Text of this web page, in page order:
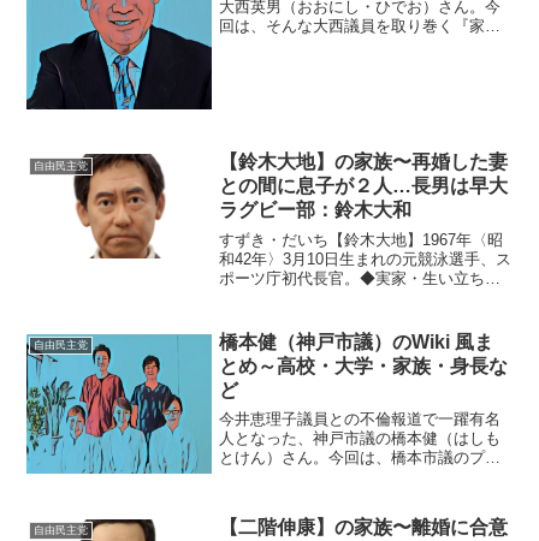
大西英男（おおにし・ひでお）さん。今
回は、そんな大西議員を取り巻く『家
自由民主党
【鈴木大地】の家族〜再婚した妻
との間に息子が２人…長男は早大
ラグビー部：鈴木大和
すずき・だいち【鈴木大地】1967年〈昭
和42年〉3月10日生まれの元競泳選手、ス
ポーツ庁初代長官。◆実家・生い立ち鈴
立第二中学校に通いました。小学２年生
から水泳を始め...
自由民主党
橋本健（神戸市議）のWiki 風ま
とめ～高校・大学・家族・身長な
ど
今井恵理子議員との不倫報道で一躍有名
人となった、神戸市議の橋本健（はしも
とけん）さん。今回は、橋本市議のプロ
健（はしもとけん、1980年2月16日 ...
自由民主党
【二階伸康】の家族〜離婚に合意